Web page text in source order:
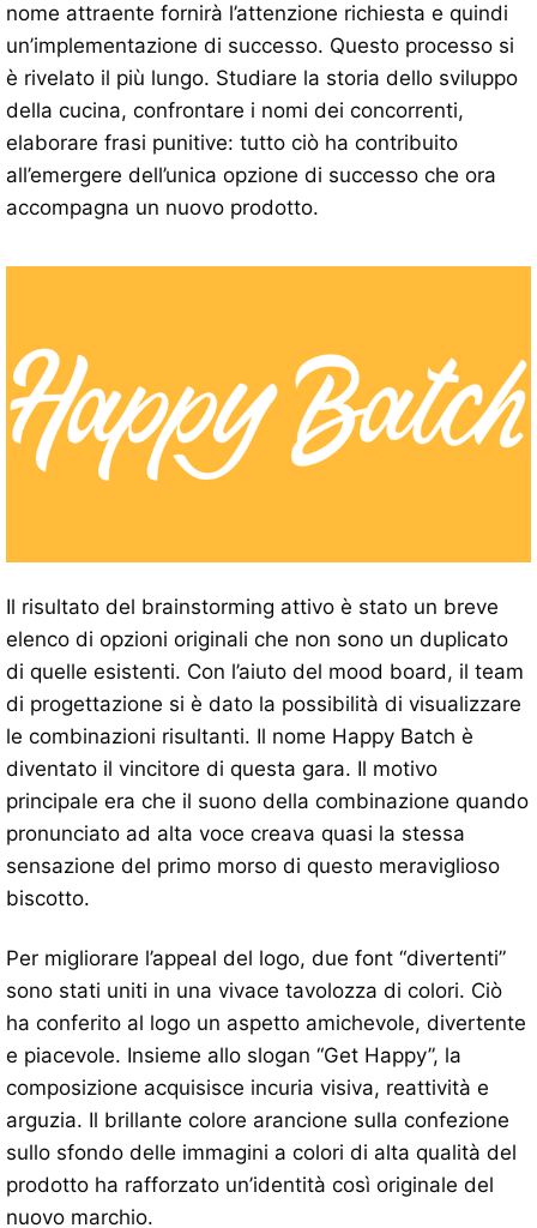
nome attraente fornirà l’attenzione richiesta e quindi
un’implementazione di successo. Questo processo si
è rivelato il più lungo. Studiare la storia dello sviluppo
della cucina, confrontare i nomi dei concorrenti,
elaborare frasi punitive: tutto ciò ha contribuito
all’emergere dell’unica opzione di successo che ora
accompagna un nuovo prodotto.
Il risultato del brainstorming attivo è stato un breve
elenco di opzioni originali che non sono un duplicato
di quelle esistenti. Con l’aiuto del mood board, il team
di progettazione si è dato la possibilità di visualizzare
le combinazioni risultanti. Il nome Happy Batch è
diventato il vincitore di questa gara. Il motivo
principale era che il suono della combinazione quando
pronunciato ad alta voce creava quasi la stessa
sensazione del primo morso di questo meraviglioso
biscotto.
Per migliorare l’appeal del logo, due font “divertenti”
sono stati uniti in una vivace tavolozza di colori. Ciò
ha conferito al logo un aspetto amichevole, divertente
e piacevole. Insieme allo slogan “Get Happy”, la
composizione acquisisce incuria visiva, reattività e
arguzia. Il brillante colore arancione sulla confezione
sullo sfondo delle immagini a colori di alta qualità del
prodotto ha rafforzato un’identità così originale del
nuovo marchio.